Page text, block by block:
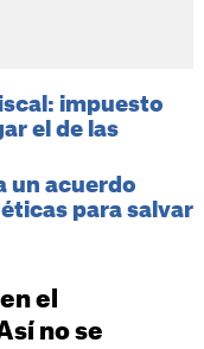
impuesto
el de las
un acuerdo
para salvar
el
no se